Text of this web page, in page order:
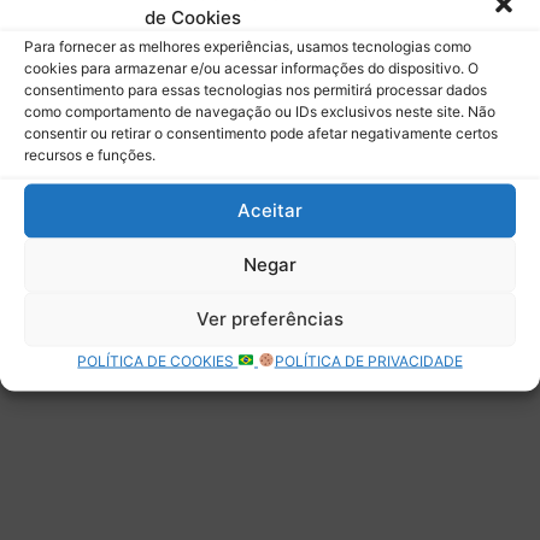
de Cookies
Para fornecer as melhores experiências, usamos tecnologias como
cookies para armazenar e/ou acessar informações do dispositivo. O
consentimento para essas tecnologias nos permitirá processar dados
como comportamento de navegação ou IDs exclusivos neste site. Não
consentir ou retirar o consentimento pode afetar negativamente certos
recursos e funções.
Aceitar
Negar
Ver preferências
POLÍTICA DE COOKIES POLÍTICA DE PRIVACIDADE
Deixe uma resposta